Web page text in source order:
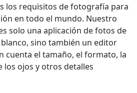
los requisitos de fotografía para
en todo el mundo. Nuestro
solo una aplicación de fotos de
sino también un editor
cuenta el tamaño, el formato, la
los ojos y otros detalles